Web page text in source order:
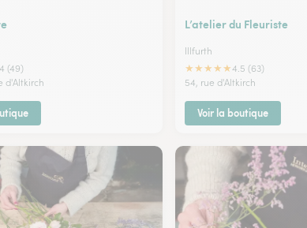
(49)
d'Altkirch
L’atelier du Fleuriste
Illfurth
★★★★★4.5 (63)
54, rue d'Altkirch
Voir la boutique